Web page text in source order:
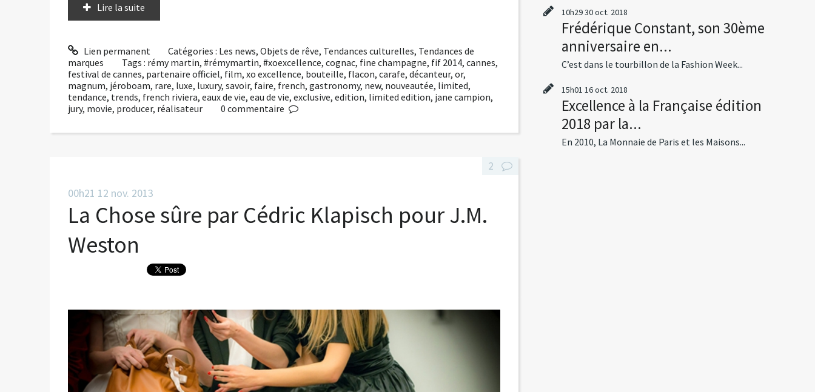
Lire la suite
Lien permanent Catégories : Les news,Objets de rêve, Tendances culturelles, Tendances de
marques
Tags : rémy martin, #rémymartin, #xoexcellence, cognac, fine champagne, fif 2014, cannes,
festival de cannes, partenaire officiel, film, xo excellence, bouteille, flacon, carafe, décanteur, or,
magnum, jéroboam, rare, luxe, luxury, savoir, faire, french, gastronomy, new, nouveautée, limited,
tendance, trends, french riviera, eaux de vie, eau de vie, exclusive, edition, limited edition, jane campion,
jury, movie, producer, réalisateur 0 commentaire
00h21 12 nov. 2013
La Chose sûre par Cédric Klapisch pour J.M.
Weston
2
10h2930oct. 2018
Frédérique Constant, son 30ème
anniversaire en...
C’est dans le tourbillon de la Fashion Week...
15h01 16oct. 2018
Excellence à la Française édition
2018 par la...
En 2010, La Monnaie de Paris et les Maisons...